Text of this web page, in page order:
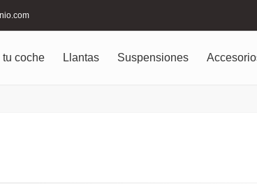
coche Llantas Suspensiones